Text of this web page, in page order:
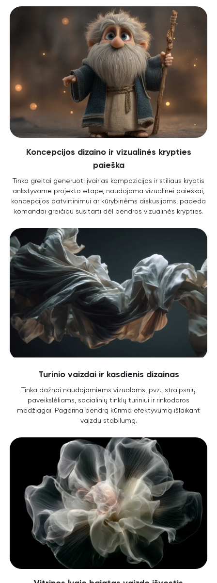
Koncepcijos dizaino ir vizualinės krypties
paieška
Tinka greitai generuoti įvairias kompozicijas ir stiliaus kryptis
ankstyvame projekto etape, naudojama vizualinei paieškai,
koncepcijos patvirtinimui ar kūrybinėms diskusijoms, padeda
komandai greičiau susitarti dėl bendros vizualinės krypties.
Turinio vaizdai ir kasdienis dizainas
Tinka dažnai naudojamiems vizualams, pvz., straipsnių
paveikslėliams, socialinių tinklų turiniui ir rinkodaros
medžiagai. Pagerina bendrą kūrimo efektyvumą išlaikant
vaizdų stabilumą.